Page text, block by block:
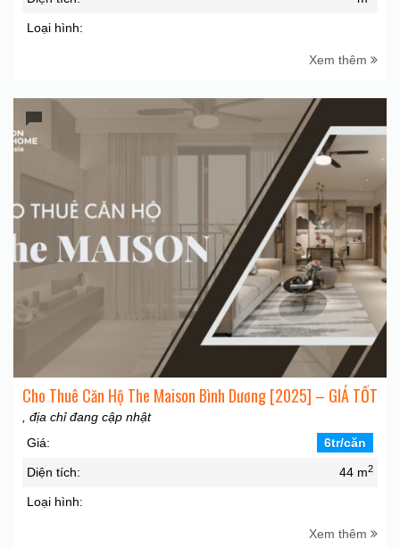
Loại hình:
Xem thêm
Cho Thuê Căn Hộ The Maison Bình Dương [2025] – GIÁ TỐT
, địa chỉ đang cập nhật
Giá:
6tr/căn
Diện tích: 44 m2
Loại hình:
Xem thêm